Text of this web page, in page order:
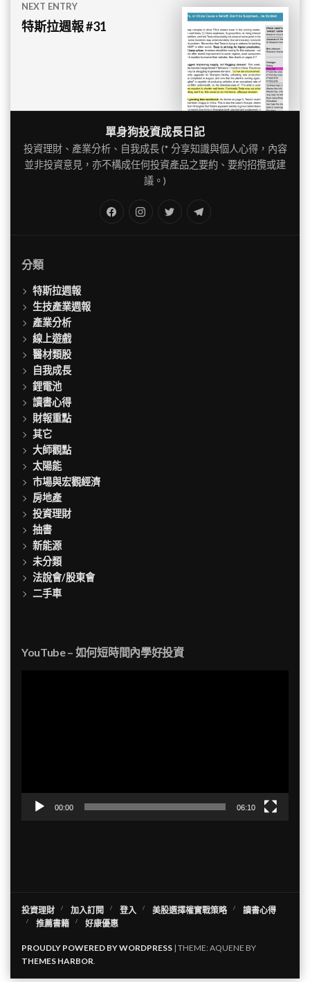
NEXT ENTRY
特斯拉週報 #31
單身狗投資成長日記
投資理財、產業分析、自我成長 (* 分享知識與個人心得，內容
並非投資意見，亦不構成任何投資產品之要約、要約招攬或建
議。)
Twitter
分類
特斯拉週報
生技產業週報
產業分析
線上遊戲
醫材類股
自我成長
鋰電池
讀書心得
財報重點
其它
大師觀點
太陽能
市場與宏觀經濟
房地產
投資理財
抽書
新能源
未分類
法說會/股東會
二手車
YouTube – 如何短時間內學好投資
00:00 06:10
投資理財 加入訂閱 登入 美股選擇權實戰策略
讀書心得
推薦書籍
好康優惠
PROUDLY POWERED BY WORDPRESS | THEME: AQUENE BY
THEMES HARBOR.